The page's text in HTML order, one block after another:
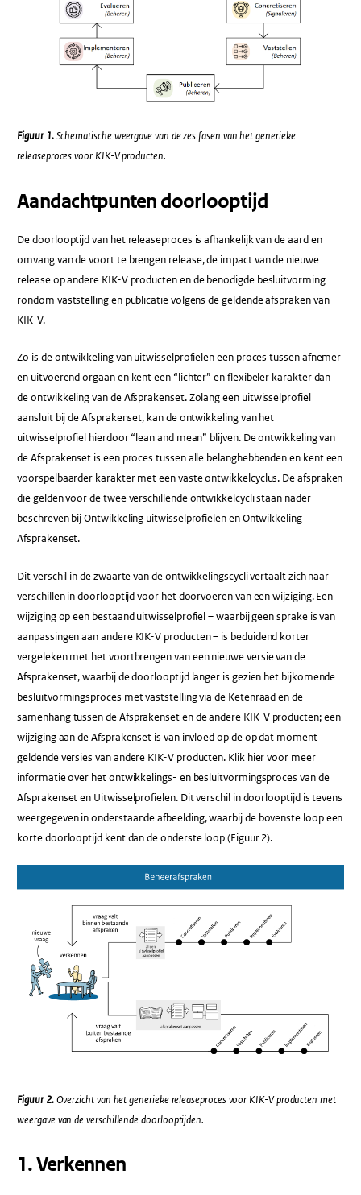
Figuur 1.Schematische weergave van de zes fasen van het generieke
releaseproces voor KIK-V producten.
Aandachtpunten doorlooptijd
De doorlooptijd van het releaseproces is afhankelijk van de aard en
omvang van de voort te brengen release, de impact van de nieuwe
release op andere KIK-V producten en de benodigde besluitvorming
rondom vaststelling en publicatie volgens de geldende afspraken van
KIK-V.
Zo is de ontwikkeling van uitwisselprofielen een proces tussen afnemer
en uitvoerend orgaan en kent een “lichter” en flexibeler karakter dan
de ontwikkeling van de Afsprakenset. Zolang een uitwisselprofiel
aansluit bij de Afsprakenset, kan de ontwikkeling van het
uitwisselprofiel hierdoor “lean and mean” blijven. De ontwikkeling van
de Afsprakenset is een proces tussen alle belanghebbenden en kent een
voorspelbaarder karakter met een vaste ontwikkelcyclus. De afspraken
die gelden voor de twee verschillende ontwikkelcycli staan nader
beschreven bij Ontwikkeling uitwisselprofielen en Ontwikkeling
Afsprakenset.
Dit verschil in de zwaarte van de ontwikkelingscycli vertaalt zich naar
verschillen in doorlooptijd voor het doorvoeren van een wijziging. Een
wijziging op een bestaand uitwisselprofiel – waarbij geen sprake is van
aanpassingen aan andere KIK-V producten – is beduidend korter
vergeleken met het voortbrengen van een nieuwe versie van de
Afsprakenset, waarbij de doorlooptijd langer is gezien het bijkomende
besluitvormingsproces met vaststelling via de Ketenraad en de
samenhang tussen de Afsprakenset en de andere KIK-V producten; een
wijziging aan de Afsprakenset is van invloed op de op dat moment
geldende versies van andere KIK-V producten. Klik hier voor meer
informatie over het ontwikkelings- en besluitvormingsproces van de
Afsprakenset en Uitwisselprofielen. Dit verschil in doorlooptijd is tevens
weergegeven in onderstaande afbeelding, waarbij de bovenste loop een
korte doorlooptijd kent dan de onderste loop (Figuur 2).
Figuur 2.Overzicht van het generieke releaseproces voor KIK-V producten met
weergave van de verschillende doorlooptijden.
1. Verkennen